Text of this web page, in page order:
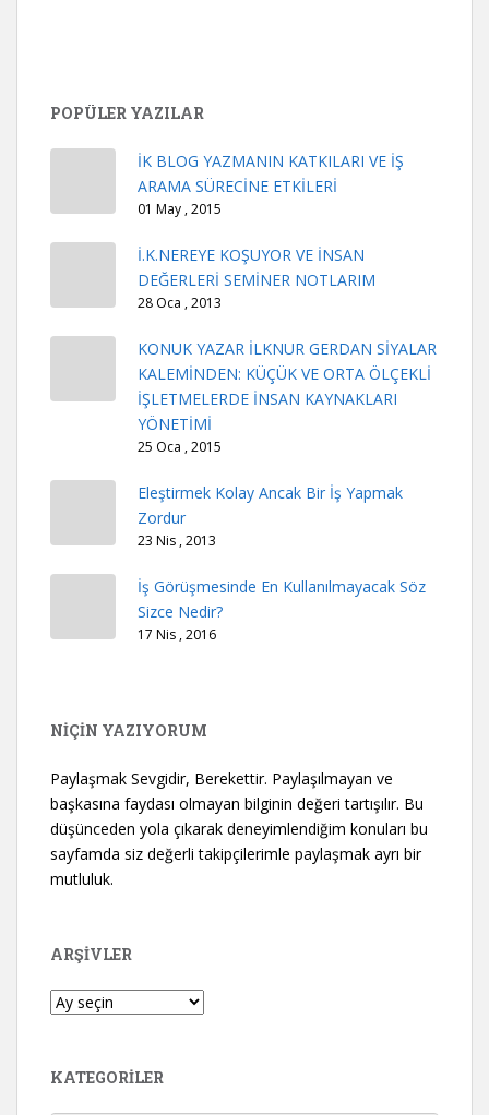
POPÜLER YAZILAR
İK BLOG YAZMANIN KATKILARI VE İŞ
ARAMA SÜRECİNE ETKİLERİ
01 May , 2015
İ.K.NEREYE KOŞUYOR VE İNSAN
DEĞERLERİ SEMİNER NOTLARIM
28 Oca , 2013
KONUK YAZAR İLKNUR GERDAN SİYALAR
KALEMİNDEN: KÜÇÜK VE ORTA ÖLÇEKLİ
İŞLETMELERDE İNSAN KAYNAKLARI
YÖNETİMİ
25 Oca , 2015
Eleştirmek Kolay Ancak Bir İş Yapmak
Zordur
23 Nis , 2013
İş Görüşmesinde En Kullanılmayacak Söz
Sizce Nedir?
17 Nis , 2016
NİÇİN YAZIYORUM
Paylaşmak Sevgidir, Berekettir. Paylaşılmayan ve
başkasına faydası olmayan bilginin değeri tartışılır. Bu
düşünceden yola çıkarak deneyimlendiğim konuları bu
sayfamda siz değerli takipçilerimle paylaşmak ayrı bir
mutluluk.
ARŞIVLER
Arşivler
KATEGORILER